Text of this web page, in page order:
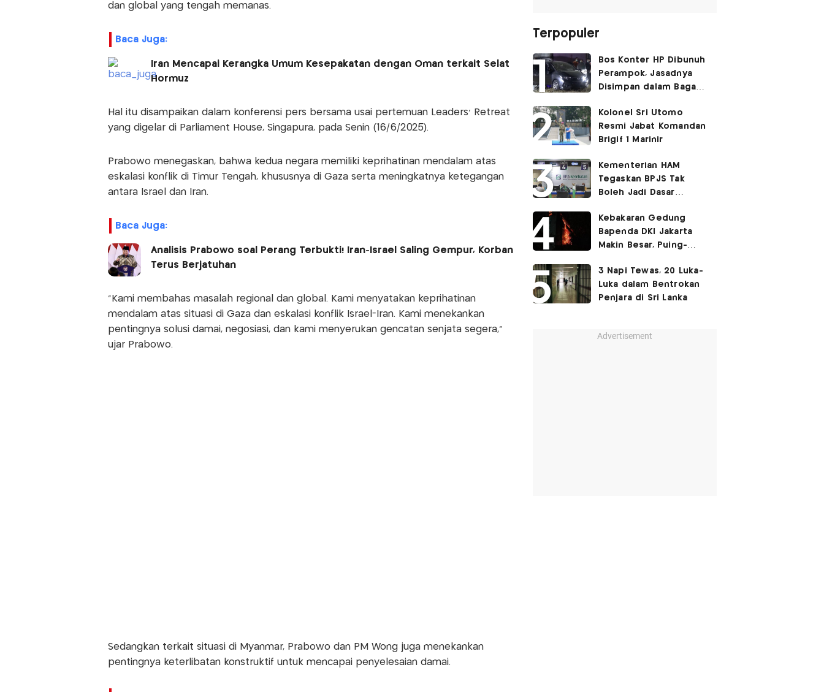
dan global yang tengah memanas.
Baca Juga:
Iran Mencapai Kerangka Umum Kesepakatan dengan Oman terkait Selat
Hormuz
Hal itu disampaikan dalam konferensi pers bersama usai pertemuan Leaders’ Retreat
yang digelar di Parliament House, Singapura, pada Senin (16/6/2025).
Prabowo menegaskan, bahwa kedua negara memiliki keprihatinan mendalam atas
eskalasi konflik di Timur Tengah, khususnya di Gaza serta meningkatnya ketegangan
antara Israel dan Iran.
Baca Juga:
Analisis Prabowo soal Perang Terbukti! Iran-Israel Saling Gempur, Korban
Terus Berjatuhan
“Kami membahas masalah regional dan global. Kami menyatakan keprihatinan
mendalam atas situasi di Gaza dan eskalasi konflik Israel-Iran. Kami menekankan
pentingnya solusi damai, negosiasi, dan kami menyerukan gencatan senjata segera,”
ujar Prabowo.
Sedangkan terkait situasi di Myanmar, Prabowo dan PM Wong juga menekankan
pentingnya keterlibatan konstruktif untuk mencapai penyelesaian damai.
Terpopuler
Bos Konter HP Dibunuh
Perampok, Jasadnya
Disimpan dalam Bagasi
Kolonel Sri Utomo
Resmi Jabat Komandan
Brigif 1 Marinir
Kementerian HAM
Tegaskan BPJS Tak
Boleh Jadi Dasar
Layanan Kesehatan
Kebakaran Gedung
Bapenda DKI Jakarta
Makin Besar, Puing-
3 Napi Tewas, 20 Luka-
Luka dalam Bentrokan
Penjara di Sri Lanka
Advertisement